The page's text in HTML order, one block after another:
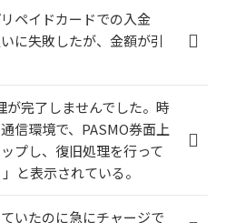
ペイドカードでの入金
に失敗したが、金額が引
が完了しませんでした。時
信環境で、PASMO券面上
プし、復旧処理を行って
と表示されている。
いたのに急にチャージで